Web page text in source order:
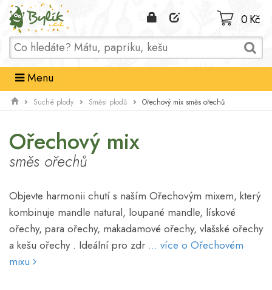
Domů
0 Kč
Menu
Suché plody Směsi plodů Ořechový mix směs ořechů
Ořechový mix
směs ořechů
Objevte harmonii chutí s naším Ořechovým mixem, který
kombinuje mandle natural, loupané mandle, lískové
ořechy, para ořechy, makadamové ořechy, vlašské ořechy
a kešu ořechy . Ideální pro zdr ... více o Ořechovém
mixu